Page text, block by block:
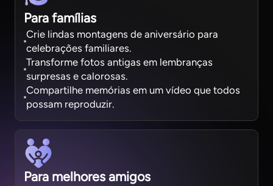
Para famílias
Crie lindas montagens de aniversário para
celebrações familiares.
Transforme fotos antigas em lembranças
surpresas e calorosas.
Compartilhe memórias em um vídeo que todos
possam reproduzir.
Para melhores amigos